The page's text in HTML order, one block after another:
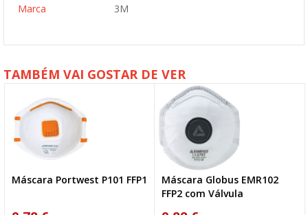
Marca
3M
TAMBÉM VAI GOSTAR DE VER
Máscara Portwest P101 FFP1
Máscara Globus EMR102
FFP2 com Válvula